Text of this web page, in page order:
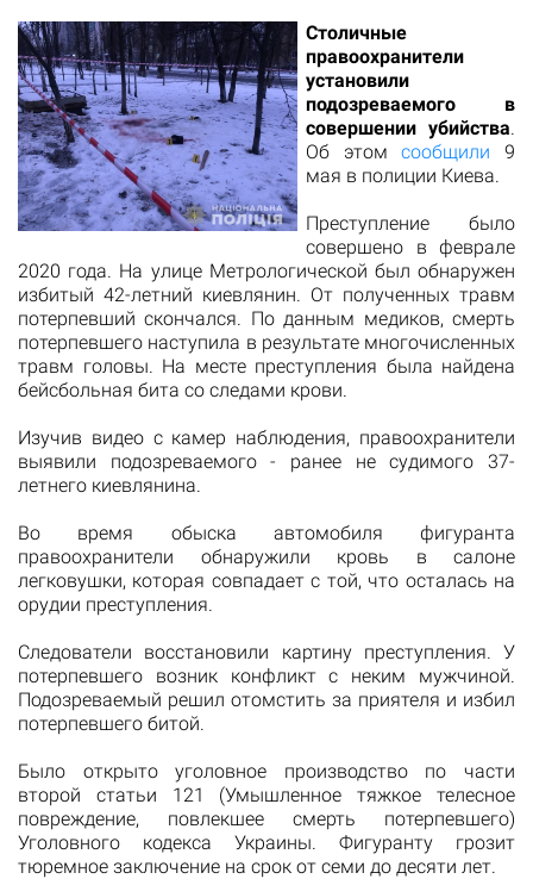
Столичные
правоохранители
установили
подозреваемого в
совершении убийства.
Об этомсообщили 9
мая в полиции Киева.
Преступление было
совершено в феврале
2020 года. На улице Метрологической был обнаружен
избитый 42-летний киевлянин. От полученных травм
потерпевший скончался. По данным медиков, смерть
потерпевшего наступила в результате многочисленных
травм головы. На месте преступления была найдена
бейсбольная бита со следами крови.
Изучив видео с камер наблюдения, правоохранители
выявили подозреваемого - ранее не судимого 37-
летнего киевлянина.
Во время обыска автомобиля фигуранта
правоохранители обнаружили кровь в салоне
легковушки, которая совпадает с той, что осталась на
орудии преступления.
Следователи восстановили картину преступления. У
потерпевшего возник конфликт с неким мужчиной.
Подозреваемый решил отомстить за приятеля и избил
потерпевшего битой.
Было открыто уголовное производство по части
второй статьи 121 (Умышленное тяжкое телесное
повреждение, повлекшее смерть потерпевшего)
Уголовного кодекса Украины. Фигуранту грозит
тюремное заключение на срок от семи до десяти лет.